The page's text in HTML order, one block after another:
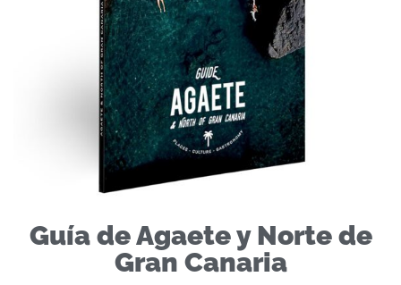
Guía de Agaete y Norte de
Gran Canaria